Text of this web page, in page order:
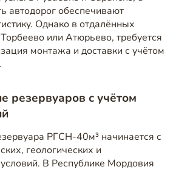
автодорог обеспечивают
Однако в отдалённых
или Атюрьево, требуется
монтажа и доставки с учётом
резервуаров с учётом
РГСН-40м³ начинается с
геологических и
В Республике Мордовия